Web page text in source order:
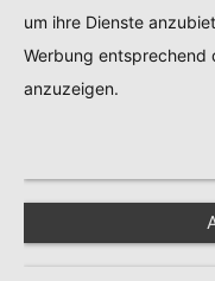
um ihre Dienste
Werbung entsprechend
anzuzeigen.